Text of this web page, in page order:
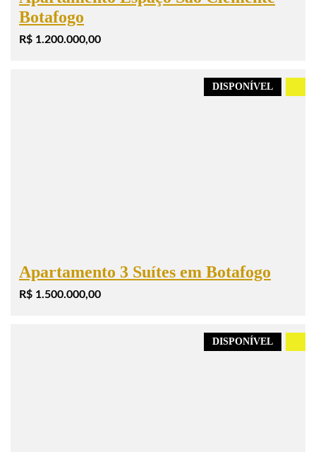
Botafogo
R$ 1.200.000,00
DISPONÍVEL
Apartamento 3 Suítes em Botafogo
R$ 1.500.000,00
DISPONÍVEL